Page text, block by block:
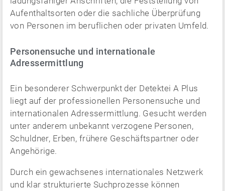
Aufenthaltsorten oder die sachliche Überprüfung
von Personen im beruflichen oder privaten Umfeld.
Personensuche und internationale
Adressermittlung
Ein besonderer Schwerpunkt der Detektei A Plus
liegt auf der professionellen Personensuche und
internationalen Adressermittlung. Gesucht werden
unter anderem unbekannt verzogene Personen,
Schuldner, Erben, frühere Geschäftspartner oder
Angehörige.
Durch ein gewachsenes internationales Netzwerk
und klar strukturierte Suchprozesse können